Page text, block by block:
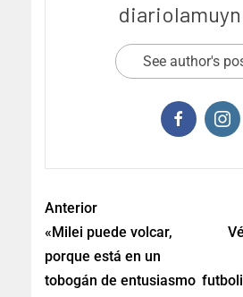
See author's
Anterior
«Milei puede volcar,
porque está en un
tobogán de entusiasmo